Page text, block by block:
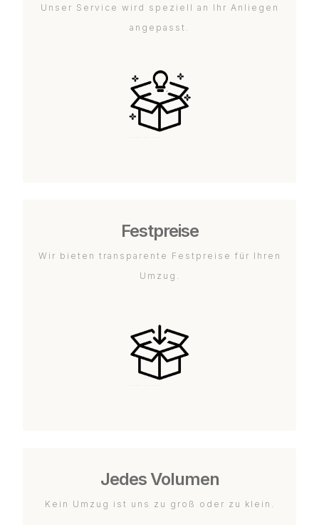
Unser Service wird speziell an Ihr Anliegen
angepasst.
Festpreise
Wir bieten transparente Festpreise für Ihren
Umzug.
Jedes Volumen
Kein Umzug ist uns zu groß oder zu klein.